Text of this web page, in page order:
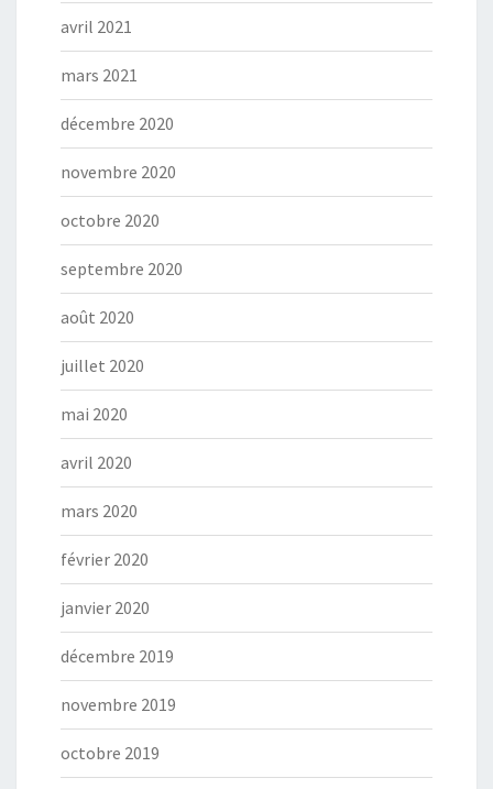
avril 2021
mars 2021
décembre 2020
novembre 2020
octobre 2020
septembre 2020
août 2020
juillet 2020
mai 2020
avril 2020
mars 2020
février 2020
janvier 2020
décembre 2019
novembre 2019
octobre 2019